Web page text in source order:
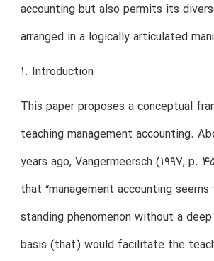
accounting but also permits its
arranged in a logically articulated
1. Introduction
This paper proposes a conceptual
teaching management accounting.
years ago, Vangermeersch (1997, p.
that “management accounting
standing phenomenon without a
basis (that) would facilitate the